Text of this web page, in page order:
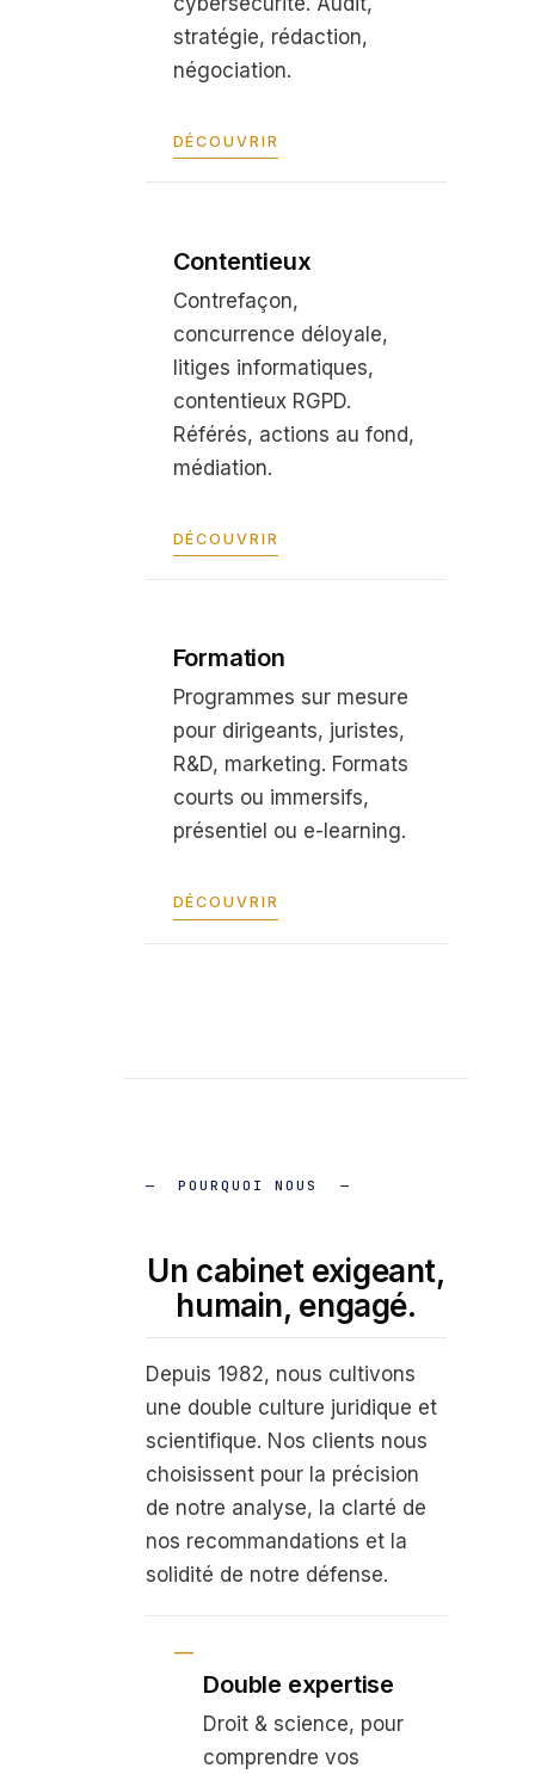
stratégie, rédaction,
négociation.
DÉCOUVRIR
Contentieux
Contrefaçon,
concurrence déloyale,
litiges informatiques,
contentieux RGPD.
Référés, actions au fond,
médiation.
DÉCOUVRIR
Formation
Programmes sur mesure
pour dirigeants, juristes,
R&D, marketing. Formats
courts ou immersifs,
présentiel ou e-learning.
DÉCOUVRIR
POURQUOI NOUS
Un cabinet exigeant,
humain, engagé.
Depuis 1982, nous cultivons
une double culture juridique et
scientifique. Nos clients nous
choisissent pour la précision
de notre analyse, la clarté de
nos recommandations et la
solidité de notre défense.
Double expertise
Droit & science, pour
comprendre vos